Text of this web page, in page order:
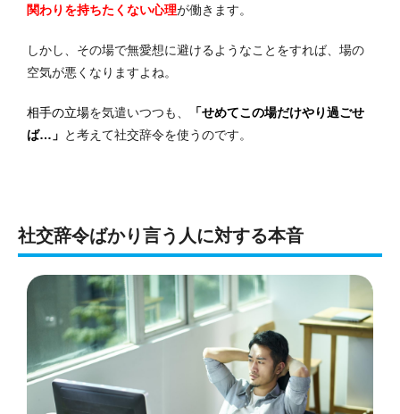
関わりを持ちたくない心理が働きます。
しかし、その場で無愛想に避けるようなことをすれば、場の
空気が悪くなりますよね。
相手の立場を気遣いつつも、
「せめてこの場だけやり過ごせ
ば…」 と考えて社交辞令を使うのです。
社交辞令ばかり言う人に対する本音